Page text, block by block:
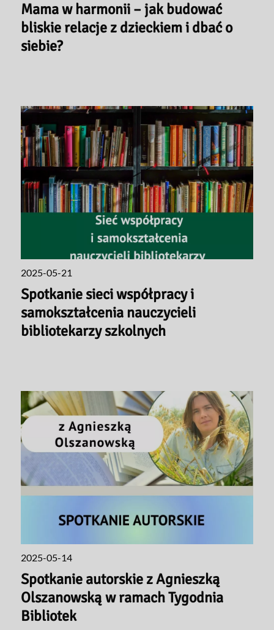
Mama w harmonii – jak budować
bliskie relacje z dzieckiem i dbać o
siebie?
2025-05-21
Spotkanie sieci współpracy i
samokształcenia nauczycieli
bibliotekarzy szkolnych
2025-05-14
Spotkanie autorskie z Agnieszką
Olszanowską w ramach Tygodnia
Bibliotek